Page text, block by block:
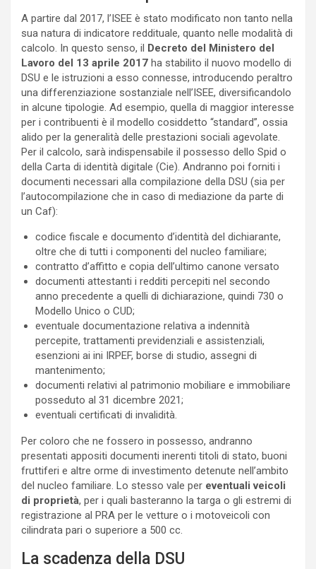
A partire dal 2017, l’ISEE è stato modificato non tanto nella
sua natura di indicatore reddituale, quanto nelle modalità di
calcolo. In questo senso, il Decreto del Ministero del
Lavoro del 13 aprile 2017 ha stabilito il nuovo modello di
DSU e le istruzioni a esso connesse, introducendo peraltro
una differenziazione sostanziale nell’ISEE, diversificandolo
in alcune tipologie. Ad esempio, quella di maggior interesse
per i contribuenti è il modello cosiddetto “standard”, ossia
alido per la generalità delle prestazioni sociali agevolate.
Per il calcolo, sarà indispensabile il possesso dello Spid o
della Carta di identità digitale (Cie). Andranno poi forniti i
documenti necessari alla compilazione della DSU (sia per
l’autocompilazione che in caso di mediazione da parte di
un Caf):
codice fiscale e documento d’identità del dichiarante,
oltre che di tutti i componenti del nucleo familiare;
contratto d’affitto e copia dell’ultimo canone versato
documenti attestanti i redditi percepiti nel secondo
anno precedente a quelli di dichiarazione, quindi 730 o
Modello Unico o CUD;
eventuale documentazione relativa a indennità
percepite, trattamenti previdenziali e assistenziali,
esenzioni ai ini IRPEF, borse di studio, assegni di
mantenimento;
documenti relativi al patrimonio mobiliare e immobiliare
posseduto al 31 dicembre 2021;
eventuali certificati di invalidità.
Per coloro che ne fossero in possesso, andranno
presentati appositi documenti inerenti titoli di stato, buoni
fruttiferi e altre orme di investimento detenute nell’ambito
del nucleo familiare. Lo stesso vale per eventuali veicoli
di proprietà, per i quali basteranno la targa o gli estremi di
registrazione al PRA per le vetture o i motoveicoli con
cilindrata pari o superiore a 500 cc.
La scadenza della DSU